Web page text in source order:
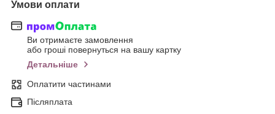
Умови оплати
Ви отримаєте замовлення
або гроші повернуться на вашу картку
Детальніше
Оплатити частинами
Післяплата